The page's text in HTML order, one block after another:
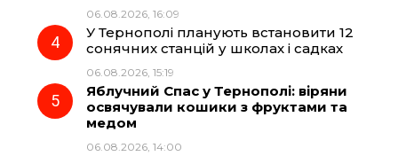
06.08.2026, 16:09
У Тернополі планують встановити 12
сонячних станцій у школах і садках
06.08.2026, 15:19
Яблучний Спас у Тернополі: віряни
освячували кошики з фруктами та
медом
06.08.2026, 14:00